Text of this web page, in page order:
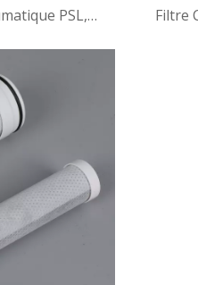
PSL,
Filtre